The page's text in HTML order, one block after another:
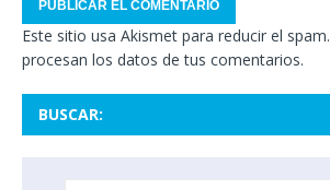
Este sitio usa Akismet para reducir el spam.
procesan los datos de tus comentarios.
BUSCAR: